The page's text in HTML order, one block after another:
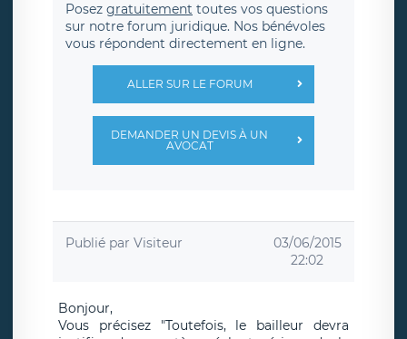
Posez gratuitement toutes vos questions
sur notre forum juridique. Nos bénévoles
vous répondent directement en ligne.
ALLER SUR LE FORUM
DEMANDER UN DEVIS À UN
AVOCAT
Publié par Visiteur
03/06/2015
22:02
Bonjour,
Vous précisez "Toutefois, le bailleur devra